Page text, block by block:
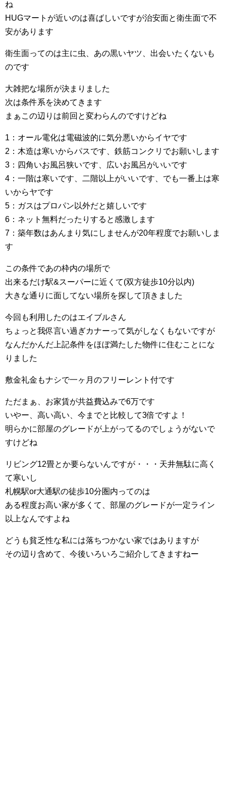
ね
HUGマートが近いのは喜ばしいですが治安面と衛生面で不
安があります
衛生面ってのは主に虫、あの黒いヤツ、出会いたくないも
のです
大雑把な場所が決まりました
次は条件系を決めてきます
まぁこの辺りは前回と変わらんのですけどね
1：オール電化は電磁波的に気分悪いからイヤです
2：木造は寒いからパスです、鉄筋コンクリでお願いします
3：四角いお風呂狭いです、広いお風呂がいいです
4：一階は寒いです、二階以上がいいです、でも一番上は寒
いからヤです
5：ガスはプロパン以外だと嬉しいです
6：ネット無料だったりすると感激します
7：築年数はあんまり気にしませんが20年程度でお願いしま
す
この条件であの枠内の場所で
出来るだけ駅&スーパーに近くて(双方徒歩10分以内)
大きな通りに面してない場所を探して頂きました
今回も利用したのはエイブルさん
ちょっと我侭言い過ぎカナーって気がしなくもないですが
なんだかんだ上記条件をほぼ満たした物件に住むことにな
りました
敷金礼金もナシで一ヶ月のフリーレント付です
ただまぁ、お家賃が共益費込みで6万です
いやー、高い高い、今までと比較して3倍ですよ！
明らかに部屋のグレードが上がってるのでしょうがないで
すけどね
リビング12畳とか要らないんですが・・・天井無駄に高く
て寒いし
札幌駅or大通駅の徒歩10分圏内ってのは
ある程度お高い家が多くて、部屋のグレードが一定ライン
以上なんですよね
どうも貧乏性な私には落ちつかない家ではありますが
その辺り含めて、今後いろいろご紹介してきますねー